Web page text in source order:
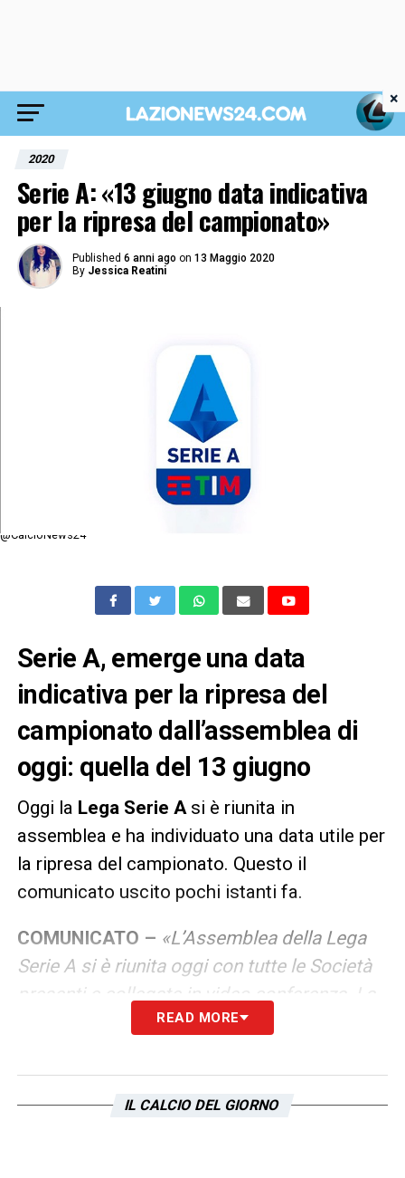
2020
Serie A: «13 giugno data indicativa
per la ripresa del campionato»
Published 6 anni ago on 13 Maggio 2020
By Jessica Reatini
@CalcioNews24
Serie A, emerge una data
indicativa per la ripresa del
campionato dall’assemblea di
oggi: quella del 13 giugno
Oggi la Lega Serie Asi è riunita in
assemblea e ha individuato una data utile per
la ripresa del campionato. Questo il
comunicato uscito pochi istanti fa.
COMUNICATO – «L’Assemblea della Lega
Serie A si è riunita oggi con tutte le Società
presenti e collegate in video conferenza. La
Lega Serie A ribadisce, nel rapporto con i
la necessità del rispetto delle scadenze di
pagamento previste dai contratti per
READ MORE
IL CALCIO DEL GIORNO
×